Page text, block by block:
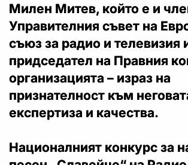
Милен Митев, който е и
Управителния съвет на
съюз за радио и телевизия
придседател на Правния
организацията – израз на
признателност към
експертиза и качества.
Националният конкурс за